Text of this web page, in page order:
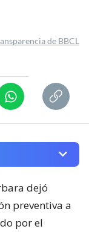
de BBCL
dejó
preventiva a
por el